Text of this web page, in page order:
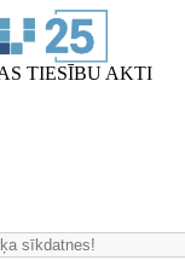
TIESĪBU AKTI